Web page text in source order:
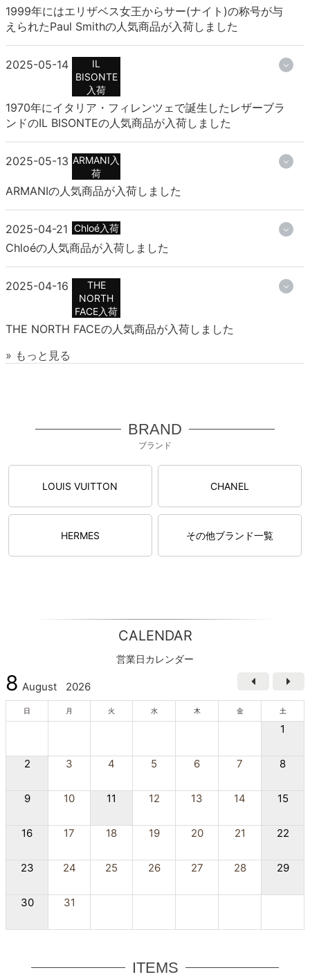
1999年にはエリザベス女王からサー(ナイト)の称号が与
えられたPaul Smithの人気商品が入荷しました
2025-05-14
IL
BISONTE
入荷
1970年にイタリア・フィレンツェで誕生したレザーブラ
ンドのIL BISONTEの人気商品が入荷しました
2025-05-13 ARMANI入
荷
ARMANIの人気商品が入荷しました
2025-04-21 Chloé入荷
Chloéの人気商品が入荷しました
2025-04-16
THE
NORTH
FACE入荷
THE NORTH FACEの人気商品が入荷しました
» もっと見る
BRAND
ブランド
LOUIS VUITTON CHANEL
HERMES その他ブランド一覧
CALENDAR
営業日カレンダー
8 August 2026
日 月 火 水 木 金 土
1
2 3 4 5 6 7 8
9 10 11 12 13 14 15
16 17 18 19 20 21 22
23 24 25 26 27 28 29
30 31
ITEMS